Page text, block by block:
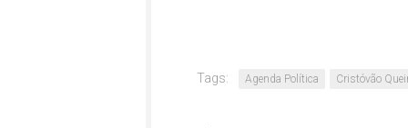
Tags: Agenda Política Cristóvão